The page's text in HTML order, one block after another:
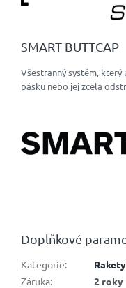
SMART BUTTCAP
Všestranný systém,
pásku nebo jej zcela
Doplňkové
Kategorie:
Rakety
Záruka:
2 roky